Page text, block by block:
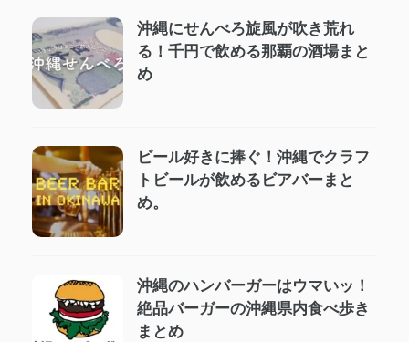
沖縄にせんべろ旋風が吹き荒れ
る！千円で飲める那覇の酒場まと
め
ビール好きに捧ぐ！沖縄でクラフ
トビールが飲めるビアバーまと
め。
沖縄のハンバーガーはウマいッ！
絶品バーガーの沖縄県内食べ歩き
まとめ